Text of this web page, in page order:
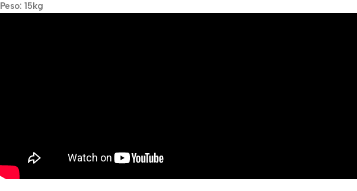
Peso: 15kg